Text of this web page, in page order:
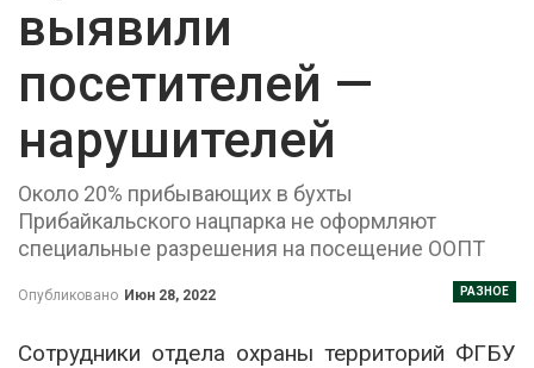
выявили
посетителей —
нарушителей
Около 20% прибывающих в бухты
Прибайкальского нацпарка не оформляют
специальные разрешения на посещение ООПТ
РАЗНОЕ
Опубликовано Июн 28, 2022
Сотрудники отдела охраны территорий ФГБУ